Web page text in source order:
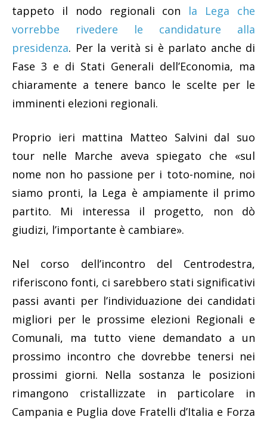
tappeto il nodo regionali con la Lega che
vorrebbe rivedere le candidature alla
presidenza. Per la verità si è parlato anche di
Fase 3 e di Stati Generali dell’Economia, ma
chiaramente a tenere banco le scelte per le
imminenti elezioni regionali.
Proprio ieri mattina Matteo Salvini dal suo
tour nelle Marche aveva spiegato che «sul
nome non ho passione per i toto-nomine, noi
siamo pronti, la Lega è ampiamente il primo
partito. Mi interessa il progetto, non dò
giudizi, l’importante è cambiare».
Nel corso dell’incontro del Centrodestra,
riferiscono fonti, ci sarebbero stati significativi
passi avanti per l’individuazione dei candidati
migliori per le prossime elezioni Regionali e
Comunali, ma tutto viene demandato a un
prossimo incontro che dovrebbe tenersi nei
prossimi giorni. Nella sostanza le posizioni
rimangono cristallizzate in particolare in
Campania e Puglia dove Fratelli d’Italia e Forza